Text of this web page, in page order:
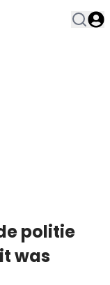
politie
was